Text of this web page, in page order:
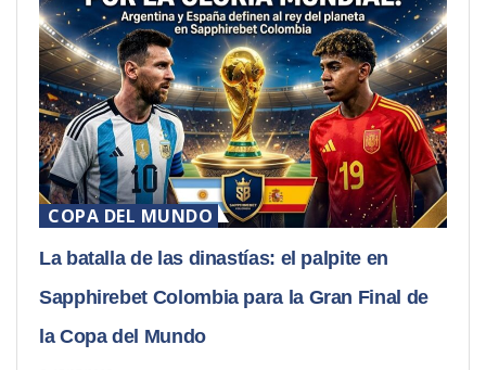
COPA DEL MUNDO
La batalla de las dinastías: el palpite en
Sapphirebet Colombia para la Gran Final de
la Copa del Mundo